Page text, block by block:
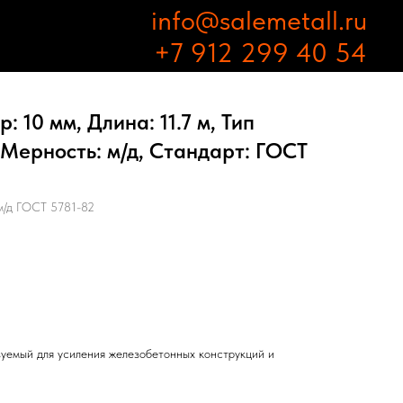
info@salemetall.ru
+7 912 299 40 54
10 мм, Длина: 11.7 м, Тип
м/д, Стандарт: ГОСТ
д ГОСТ 5781-82
для усиления железобетонных конструкций и